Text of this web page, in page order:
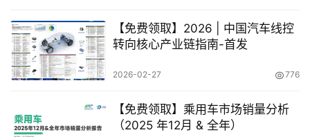
【免费领取】2026 | 中国汽车线控
转向核心产业链指南-首发
2026-02-27 776
【免费领取】乘用车市场销量分析
（2025 年12月 & 全年）